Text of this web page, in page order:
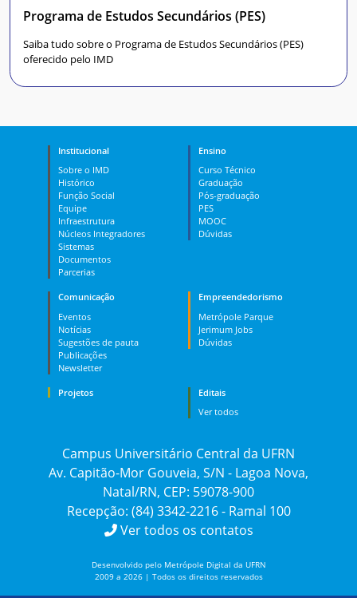
Programa de Estudos Secundários (PES)
Saiba tudo sobre o Programa de Estudos Secundários (PES)
oferecido pelo IMD
Institucional
Sobre o IMD
Histórico
Função Social
Equipe
Infraestrutura
Núcleos Integradores
Sistemas
Documentos
Parcerias
Ensino
Curso Técnico
Graduação
Pós-graduação
PES
MOOC
Dúvidas
Comunicação
Eventos
Notícias
Sugestões de pauta
Publicações
Newsletter
Empreendedorismo
Metrópole Parque
Jerimum Jobs
Dúvidas
Projetos
Editais
Ver todos
Campus Universitário Central da UFRN
Av. Capitão-Mor Gouveia, S/N - Lagoa Nova,
Natal/RN, CEP: 59078-900
Recepção: (84) 3342-2216 - Ramal 100
Ver todos os contatos
Desenvolvido pelo Metrópole Digital da UFRN
2009 a 2026 | Todos os direitos reservados